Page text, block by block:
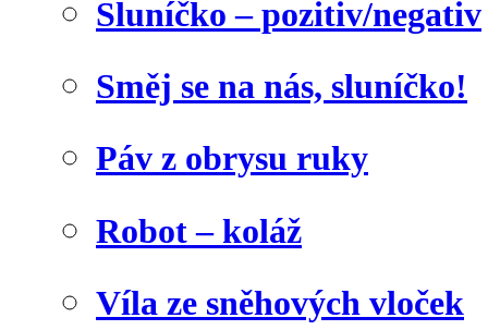
Sluníčko – pozitiv/negativ
Směj se na nás, sluníčko!
Páv z obrysu ruky
Robot – koláž
Víla ze sněhových vloček